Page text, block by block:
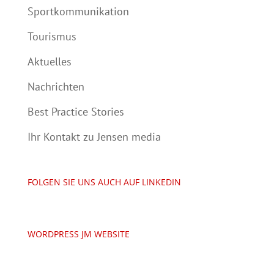
Sportkommunikation
Tourismus
Aktuelles
Nachrichten
Best Practice Stories
Ihr Kontakt zu Jensen media
FOLGEN SIE UNS AUCH AUF LINKEDIN
WORDPRESS JM WEBSITE